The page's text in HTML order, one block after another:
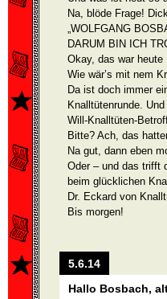
Na, blöde Frage!
„WOLFGANG
DARUM BIN ICH
Okay, das war heute
Wie wär’s mit nem
Da ist doch immer
Knalltütenrunde.
Will-Knalltüten-
Bitte? Ach, das
Na gut, dann eben
Oder – und das trifft
beim glücklichen
Dr. Eckard von
Bis morgen!
5.6.14
Hallo Bosbach,